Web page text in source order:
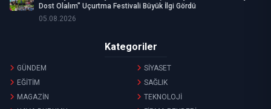
Dost Olalım" Uçurtma Festivali Büyük İlgi Gördü
05.08.2026
Kategoriler
GÜNDEM
SİYASET
EĞİTİM
SAĞLIK
MAGAZİN
TEKNOLOJİ